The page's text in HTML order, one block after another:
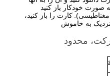
صورت خودکار باز کنید
مغناطیسی). کارت را باز کنید،
به خاموش